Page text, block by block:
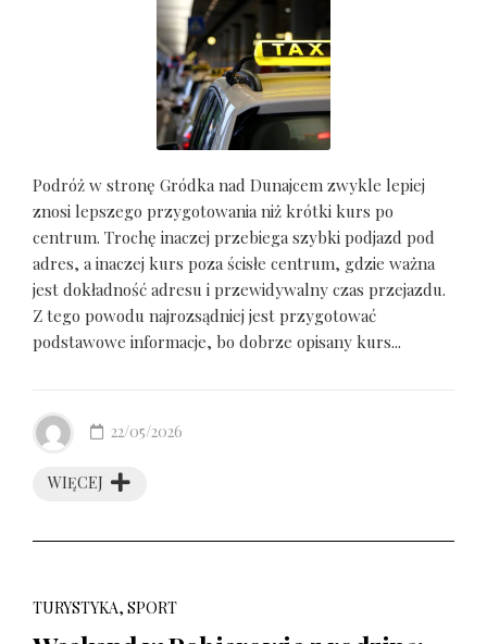
Podróż w stronę Gródka nad Dunajcem zwykle lepiej
znosi lepszego przygotowania niż krótki kurs po
centrum. Trochę inaczej przebiega szybki podjazd pod
adres, a inaczej kurs poza ścisłe centrum, gdzie ważna
jest dokładność adresu i przewidywalny czas przejazdu.
Z tego powodu najrozsądniej jest przygotować
podstawowe informacje, bo dobrze opisany kurs...
WIĘCEJ
22/05/2026
TURYSTYKA, SPORT